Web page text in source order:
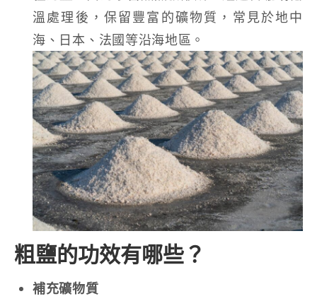
溫處理後，保留豐富的礦物質，常見於地中
海、日本、法國等沿海地區。
粗鹽的功效有哪些？
補充礦物質